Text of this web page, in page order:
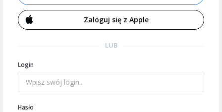
Zaloguj się z Apple
LUB
Login
Hasło